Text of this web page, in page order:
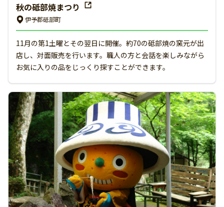
秋の砥部焼まつり
伊予郡砥部町
11月の第1土曜とその翌日に開催。約70の砥部焼の窯元が出
店し、対面販売を行います。職人の方と会話を楽しみながら
お気に入りの品をじっくり探すことができます。